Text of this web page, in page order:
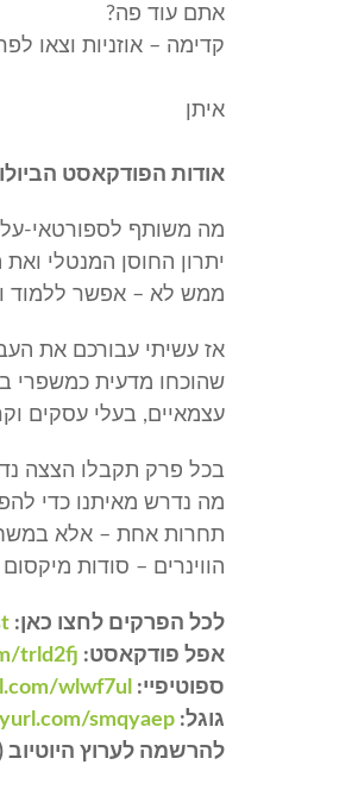
אתם עוד פה?
קדימה – אוזניות וצאו
איתן
אודות הפודקאסט
מה משותף לספורטאי-
יתרון החוסן המנטלי
ממש לא – אפשר ללמוד
אז עשיתי עבורכם את
שהוכחו מדעית כמשפרי
עצמאיים, בעלי עסקים
מה נדרש מאיתנו כדי
תחרות אחת – אלא
הווינרים – סודות
לכל הפרקים לחצו כאן:
אפל פודקאסט: trld2fj
ספוטיפיי: wlwf7ul
גוגל: smqyaep
להרשמה לערוץ